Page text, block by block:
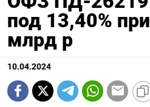
под 13,40%
млрд р
10.04.2024